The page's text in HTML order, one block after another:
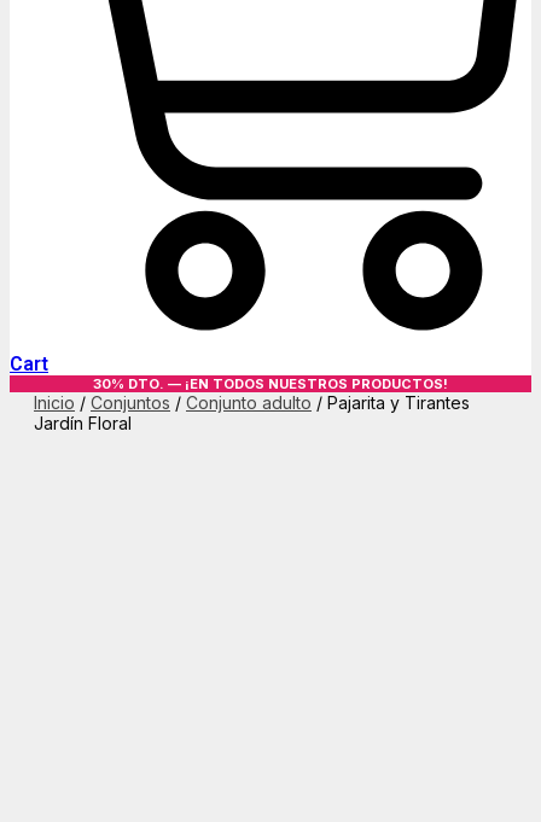
Cart
30% DTO. — ¡EN TODOS NUESTROS PRODUCTOS!
Inicio / Conjuntos / Conjunto adulto / Pajarita y Tirantes
Jardín Floral